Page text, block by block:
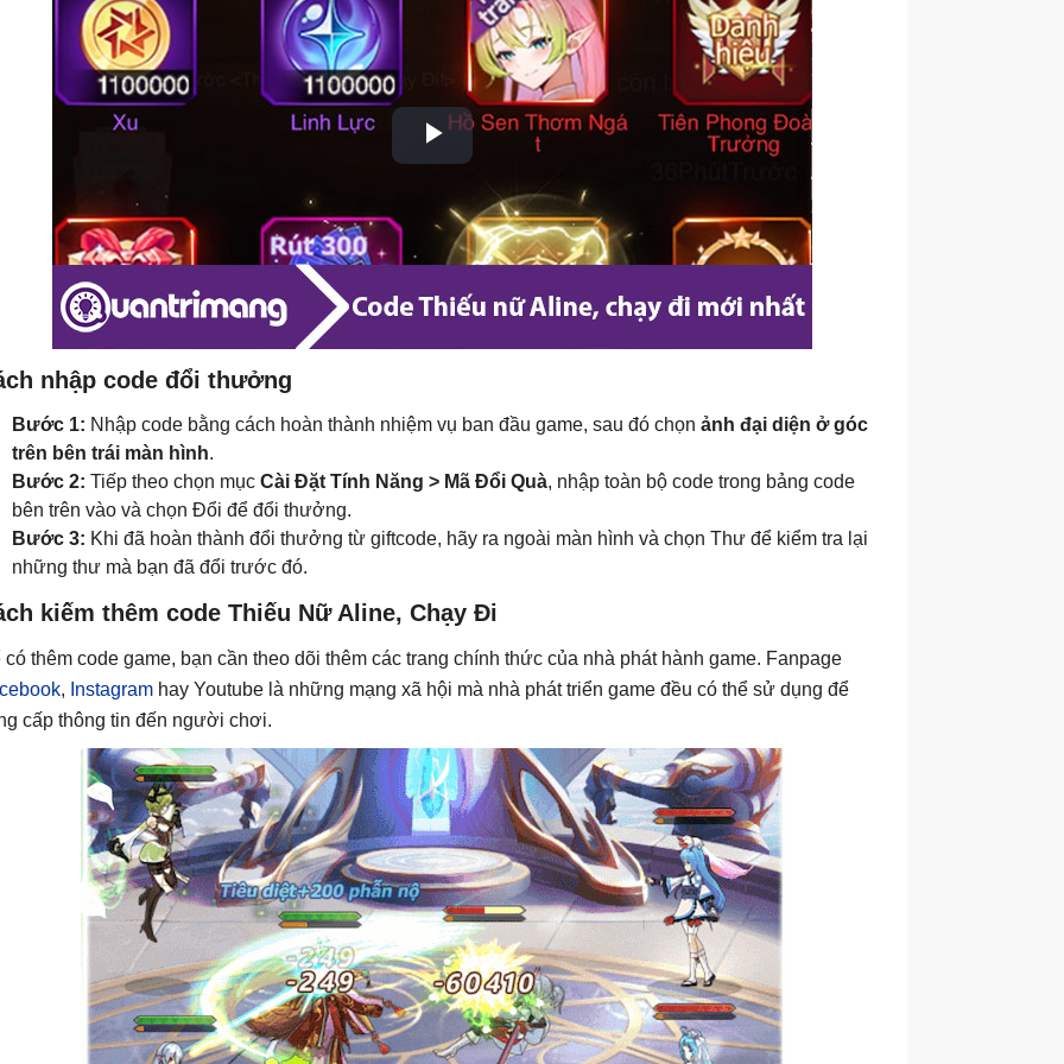
nhập code đổi thưởng
Bước 1: Nhập code bằng cách hoàn thành nhiệm vụ ban đầu game, sau đó chọn ảnh đại diện ở góc
trên bên trái màn hình.
Bước 2: Tiếp theo chọn mục Cài Đặt Tính Năng > Mã Đổi Quà, nhập toàn bộ code trong bảng code
bên trên vào và chọn Đổi để đổi thưởng.
Bước 3: Khi đã hoàn thành đổi thưởng từ giftcode, hãy ra ngoài màn hình và chọn Thư để kiểm tra lại
những thư mà bạn đã đổi trước đó.
kiếm thêm code Thiếu Nữ Aline, Chạy Đi
thêm code game, bạn cần theo dõi thêm các trang chính thức của nhà phát hành game. Fanpage
, Instagram hay Youtube là những mạng xã hội mà nhà phát triển game đều có thể sử dụng để
cấp thông tin đến người chơi.